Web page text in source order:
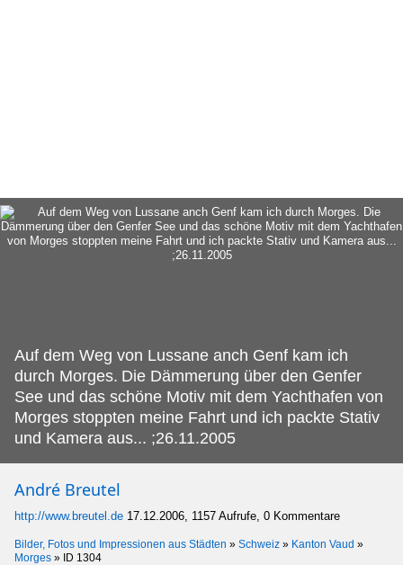
Auf dem Weg von Lussane anch Genf kam ich
durch Morges. Die Dämmerung über den Genfer
See und das schöne Motiv mit dem Yachthafen von
Morges stoppten meine Fahrt und ich packte Stativ
und Kamera aus... ;26.11.2005
André Breutel
http://www.breutel.de 17.12.2006, 1157 Aufrufe, 0 Kommentare
Bilder, Fotos und Impressionen aus Städten » Schweiz » Kanton Vaud »
Morges » ID 1304